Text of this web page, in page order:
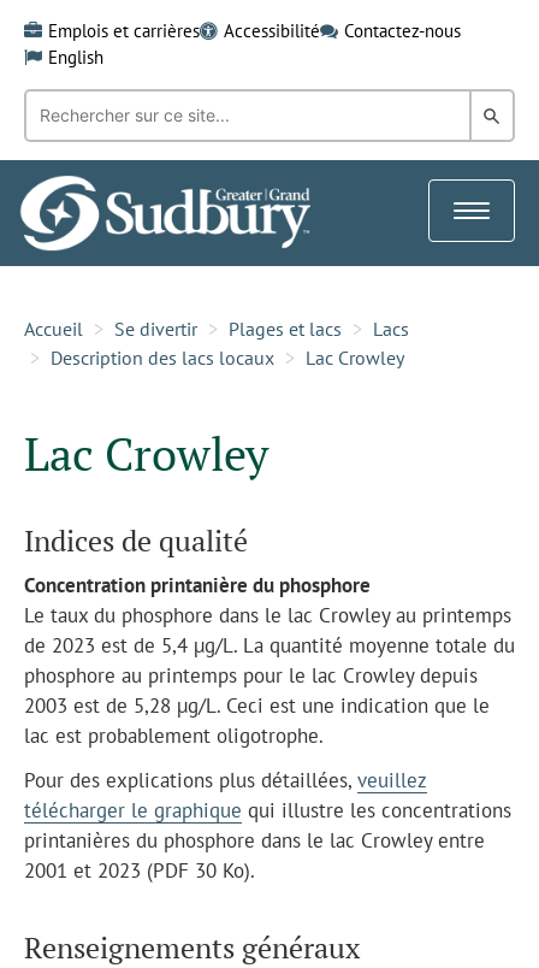
content
Emplois et carrières Accessibilité
Contactez-nous
English
Recherche
mot-
clé:
dans
Toggle
Accueil Se divertir Plages et lacs
Lacs
Description des lacs locaux
Lac Crowley
Lac Crowley
Indices de qualité
Concentration printanière du phosphore
Le taux du phosphore dans le lac Crowley au printemps
de 2023 est de 5,4 µg/L. La quantité moyenne totale du
phosphore au printemps pour le lac Crowley depuis
2003 est de 5,28 µg/L. Ceci est une indication que le
lac est probablement oligotrophe.
Pour des explications plus détaillées, veuillez
télécharger le graphique qui illustre les concentrations
printanières du phosphore dans le lac Crowley entre
2001 et 2023 (PDF 30 Ko).
Renseignements généraux